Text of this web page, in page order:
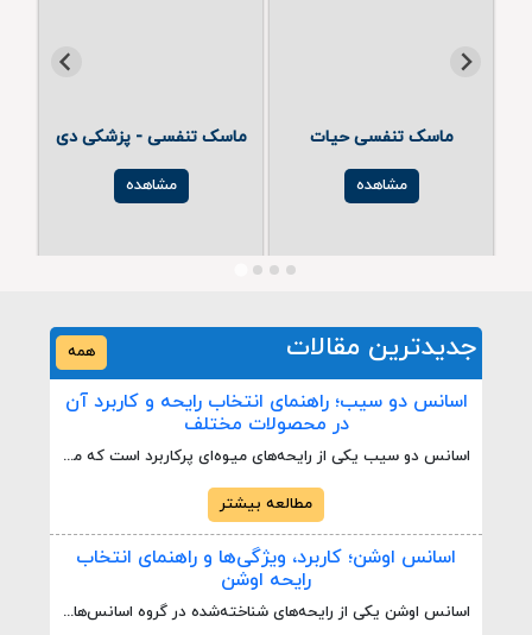
ماسک تنفسی - پزشکی دی
مشاهده
ماسک تنفسی حیات
مشاهده
جدیدترین مقالات همه
اسانس دو سیب؛ راهنمای انتخاب رایحه و کاربرد آن
در محصولات مختلف
اسانس دو سیب یکی از رایحه‌های میوه‌ای پرکاربرد است که معمولاً با ترکیبی از حس شیرین، تازه و میوه‌ای سیب شناخته می‌شود. این رایحه می‌تواند در تولید محصولات مختلفی که به طعم یا بوی سیب نیاز دارند مورد استفاده قرار گیرد. ویژگی مهم اسانس دو سیب، ایجاد یک پروفایل رایحه‌ای مشخص و قابل تشخیص است که می‌تواند برای محصولات غذایی، نوشیدنی‌ها، محصولات معطر و برخی فرمولاسیون‌های صنعتی مورد توجه قرار گیرد.
مطالعه بیشتر
اسانس اوشن؛ کاربرد، ویژگی‌ها و راهنمای انتخاب
رایحه اوشن
اسانس اوشن یکی از رایحه‌های شناخته‌شده در گروه اسانس‌های معطر است که به دلیل حس خنک، تمیز، تازه و دریایی در محصولات مختلف مورد استفاده قرار می‌گیرد. این رایحه معمولاً تداعی‌کننده هوای تازه، نسیم دریا و فضای پاکیزه است و به همین دلیل در صنایع گوناگون از محصولات خوشبوکننده گرفته تا شوینده‌ها، محصولات بهداشتی و برخی محصولات معطر کاربرد دارد.